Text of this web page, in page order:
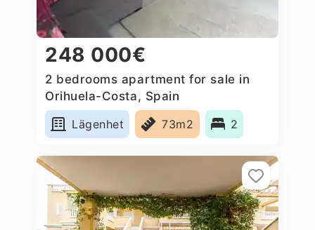
248 000€
2 bedrooms apartment for sale in
Orihuela-Costa, Spain
Lägenhet
73m2 2